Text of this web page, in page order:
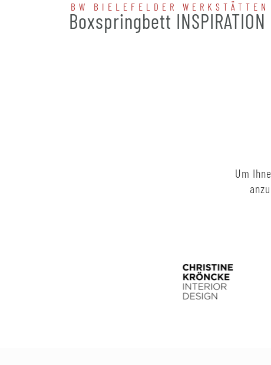
BW BIELEFELDER WERKSTÄTTEN
Boxspringbett INSPIRATION
Um